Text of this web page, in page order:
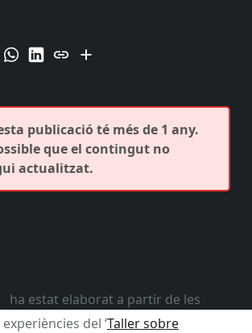
publicació té més de 1 any.
que el contingut no
actualitzat.
ha estat elaborat a partir de les
del ‘Taller sobre